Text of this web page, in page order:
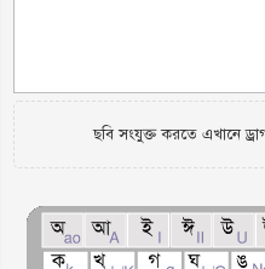
ছবি সংযুক্ত করতে এখানে